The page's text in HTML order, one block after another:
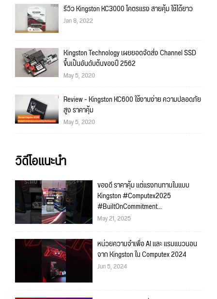
รีวิว Kingston KC3000 โคตรแรง สายคุ้ม ใช้ได้ยาว
Jan 8, 2022
Kingston Technology เผยยอดจัดส่ง Channel SSD
ขึ้นเป็นอันดับต้นของปี 2562
May 5, 2020
Review - Kingston KC600 ใช้งานง่าย ความปลอดภัย
สูง ราคาคุ้ม
May 5, 2020
วิดีโอแนะนำ
ของดี ราคาคุ้ม แต่แรงทนทานในแบบ
Kingston #Computex2025
#BuiltOnCommitment
#KingstonFutureCity
May 21, 2025
หน่วยความจำเพื่อ AI และ แรมแนวนอน
จาก Kingston ใน Computex 2024
Jun 5, 2024